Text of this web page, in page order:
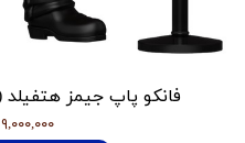
فانکو پاپ جیمز هتفیلد Metallica - James (484)
۹,۰۰۰,۰۰۰ تومان